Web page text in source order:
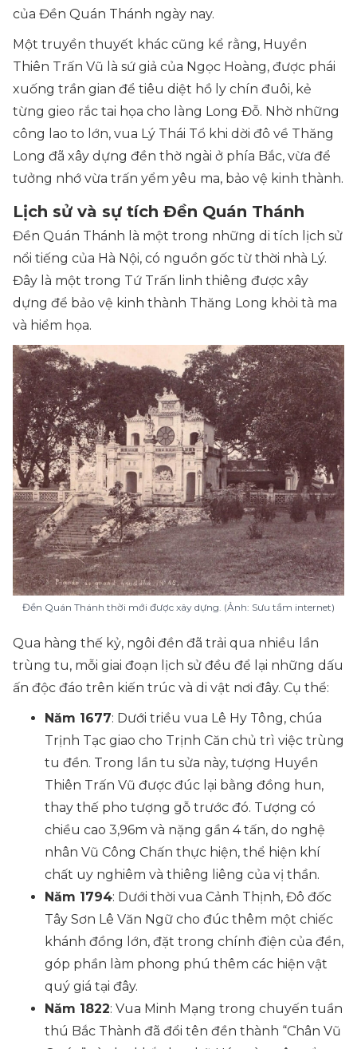
của Đền Quán Thánh ngày nay.
Một truyền thuyết khác cũng kể rằng, Huyền
Thiên Trấn Vũ là sứ giả của Ngọc Hoàng, được phái
xuống trần gian để tiêu diệt hồ ly chín đuôi, kẻ
từng gieo rắc tai họa cho làng Long Đỗ. Nhờ những
công lao to lớn, vua Lý Thái Tổ khi dời đô về Thăng
Long đã xây dựng đền thờ ngài ở phía Bắc, vừa để
tưởng nhớ vừa trấn yểm yêu ma, bảo vệ kinh thành.
Lịch sử và sự tích Đền Quán Thánh
Đền Quán Thánh là một trong những di tích lịch sử
nổi tiếng của Hà Nội, có nguồn gốc từ thời nhà Lý.
Đây là một trong Tứ Trấn linh thiêng được xây
dựng để bảo vệ kinh thành Thăng Long khỏi tà ma
và hiểm họa.
Đền Quán Thánh thời mới được xây dựng. (Ảnh: Sưu tầm internet)
Qua hàng thế kỷ, ngôi đền đã trải qua nhiều lần
trùng tu, mỗi giai đoạn lịch sử đều để lại những dấu
ấn độc đáo trên kiến trúc và di vật nơi đây. Cụ thể:
Năm 1677: Dưới triều vua Lê Hy Tông, chúa
Trịnh Tạc giao cho Trịnh Căn chủ trì việc trùng
tu đền. Trong lần tu sửa này, tượng Huyền
Thiên Trấn Vũ được đúc lại bằng đồng hun,
thay thế pho tượng gỗ trước đó. Tượng có
chiều cao 3,96m và nặng gần 4 tấn, do nghệ
nhân Vũ Công Chấn thực hiện, thể hiện khí
chất uy nghiêm và thiêng liêng của vị thần.
Năm 1794: Dưới thời vua Cảnh Thịnh, Đô đốc
Tây Sơn Lê Văn Ngữ cho đúc thêm một chiếc
khánh đồng lớn, đặt trong chính điện của đền,
góp phần làm phong phú thêm các hiện vật
quý giá tại đây.
Năm 1822: Vua Minh Mạng trong chuyến tuần
thú Bắc Thành đã đổi tên đền thành “Chân Vũ